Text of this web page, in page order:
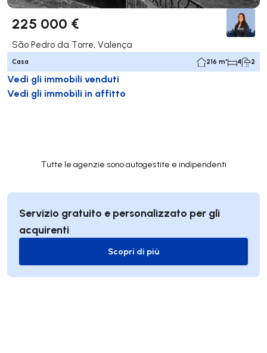
225 000 €
São Pedro da Torre, Valença
Casa 216 m² 4 2
Vedi gli immobili venduti
Vedi gli immobili in affitto
Tutte le agenzie sono autogestite e indipendenti
Servizio gratuito e personalizzato per gli
acquirenti
Scopri di più
Scopri di più